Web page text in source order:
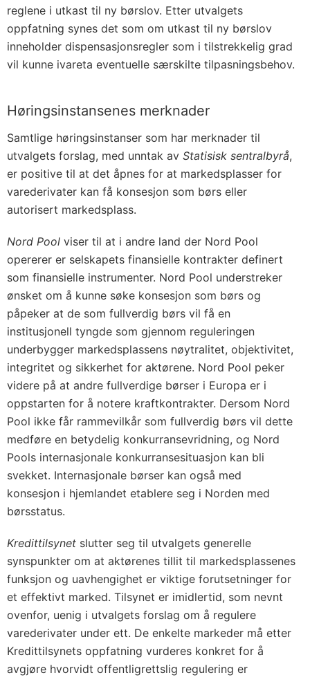
reglene i utkast til ny børslov. Etter utvalgets
oppfatning synes det som om utkast til ny børslov
inneholder dispensasjonsregler som i tilstrekkelig grad
vil kunne ivareta eventuelle særskilte tilpasningsbehov.
Høringsinstansenes merknader
Samtlige høringsinstanser som har merknader til
utvalgets forslag, med unntak av Statisisk sentralbyrå,
er positive til at det åpnes for at markedsplasser for
varederivater kan få konsesjon som børs eller
autorisert markedsplass.
Nord Pool viser til at i andre land der Nord Pool
opererer er selskapets finansielle kontrakter definert
som finansielle instrumenter. Nord Pool understreker
ønsket om å kunne søke konsesjon som børs og
påpeker at de som fullverdig børs vil få en
institusjonell tyngde som gjennom reguleringen
underbygger markedsplassens nøytralitet, objektivitet,
integritet og sikkerhet for aktørene. Nord Pool peker
videre på at andre fullverdige børser i Europa er i
oppstarten for å notere kraftkontrakter. Dersom Nord
Pool ikke får rammevilkår som fullverdig børs vil dette
medføre en betydelig konkurransevridning, og Nord
Pools internasjonale konkurransesituasjon kan bli
svekket. Internasjonale børser kan også med
konsesjon i hjemlandet etablere seg i Norden med
børsstatus.
Kredittilsynet slutter seg til utvalgets generelle
synspunkter om at aktørenes tillit til markedsplassenes
funksjon og uavhengighet er viktige forutsetninger for
et effektivt marked. Tilsynet er imidlertid, som nevnt
ovenfor, uenig i utvalgets forslag om å regulere
varederivater under ett. De enkelte markeder må etter
Kredittilsynets oppfatning vurderes konkret for å
avgjøre hvorvidt offentligrettslig regulering er